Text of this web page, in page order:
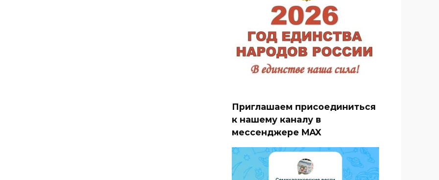
Приглашаем присоединиться
к нашему каналу в
мессенджере MAX